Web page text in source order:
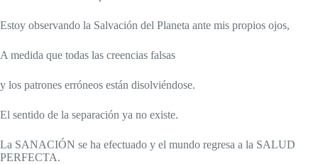
Estoy observando la Salvación del Planeta ante mis propios ojos,
A medida que todas las creencias falsas
y los patrones erróneos están disolviéndose.
El sentido de la separación ya no existe.
La SANACIÓN se ha efectuado y el mundo regresa a la SALUD
PERFECTA.